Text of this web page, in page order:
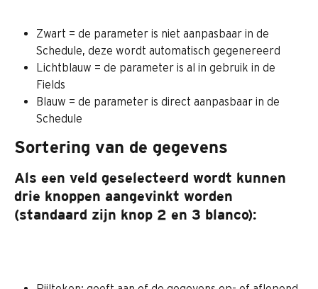
Zwart = de parameter is niet aanpasbaar in de
Schedule, deze wordt automatisch gegenereerd
Lichtblauw = de parameter is al in gebruik in de
Fields
Blauw = de parameter is direct aanpasbaar in de
Schedule
Sortering van de gegevens
Als een veld geselecteerd wordt kunnen
drie knoppen aangevinkt worden
(standaard zijn knop 2 en 3 blanco):